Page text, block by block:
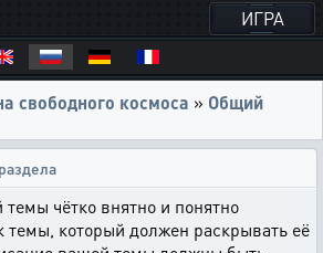
ИГРА
свободного космоса » Общий
чётко внятно и понятно
темы, который должен раскрывать её